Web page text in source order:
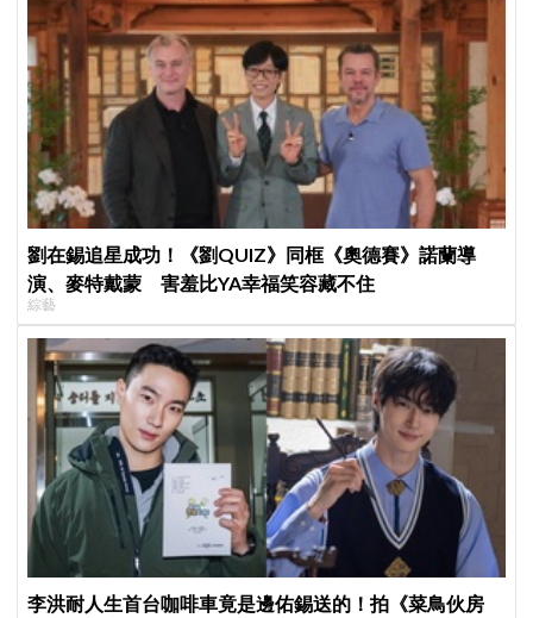
劉在錫追星成功！《劉QUIZ》同框《奧德賽》諾蘭導
演、麥特戴蒙 害羞比YA幸福笑容藏不住
綜藝
李洪耐人生首台咖啡車竟是邊佑錫送的！拍《菜鳥伙房